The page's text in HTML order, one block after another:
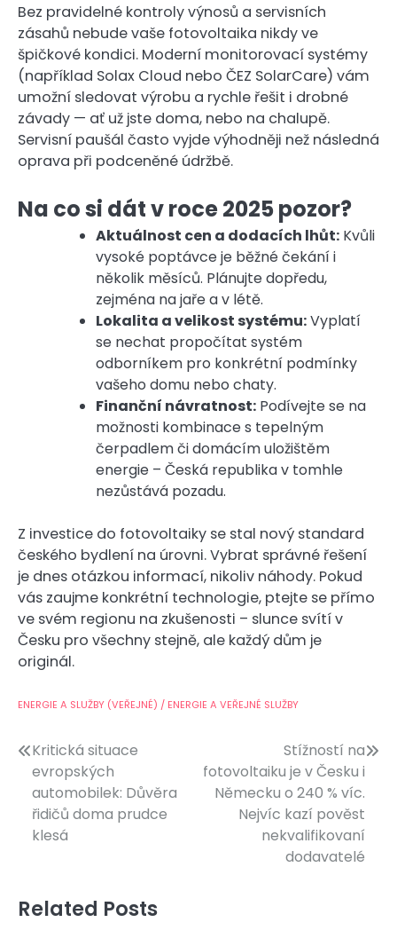
Bez pravidelné kontroly výnosů a servisních
zásahů nebude vaše fotovoltaika nikdy ve
špičkové kondici. Moderní monitorovací systémy
(například Solax Cloud nebo ČEZ SolarCare) vám
umožní sledovat výrobu a rychle řešit i drobné
závady — ať už jste doma, nebo na chalupě.
Servisní paušál často vyjde výhodněji než následná
oprava při podceněné údržbě.
Na co si dát v roce 2025 pozor?
Aktuálnost cen a dodacích lhůt: Kvůli
vysoké poptávce je běžné čekání i
několik měsíců. Plánujte dopředu,
zejména na jaře a v létě.
Lokalita a velikost systému:Vyplatí
se nechat propočítat systém
odborníkem pro konkrétní podmínky
vašeho domu nebo chaty.
Finanční návratnost: Podívejte se na
možnosti kombinace s tepelným
čerpadlem či domácím uložištěm
energie – Česká republika v tomhle
nezůstává pozadu.
Z investice do fotovoltaiky se stal nový standard
českého bydlení na úrovni. Vybrat správné řešení
je dnes otázkou informací, nikoliv náhody. Pokud
vás zaujme konkrétní technologie, ptejte se přímo
ve svém regionu na zkušenosti – slunce svítí v
Česku pro všechny stejně, ale každý dům je
originál.
ENERGIE A SLUŽBY (VEŘEJNÉ) / ENERGIE A VEŘEJNÉ SLUŽBY
Navigace
pro
příspěvek
Kritická situace
evropských
automobilek: Důvěra
řidičů doma prudce
klesá
Stížností na
fotovoltaiku je v Česku i
Německu o 240 % víc.
Nejvíc kazí pověst
nekvalifikovaní
dodavatelé
Related Posts